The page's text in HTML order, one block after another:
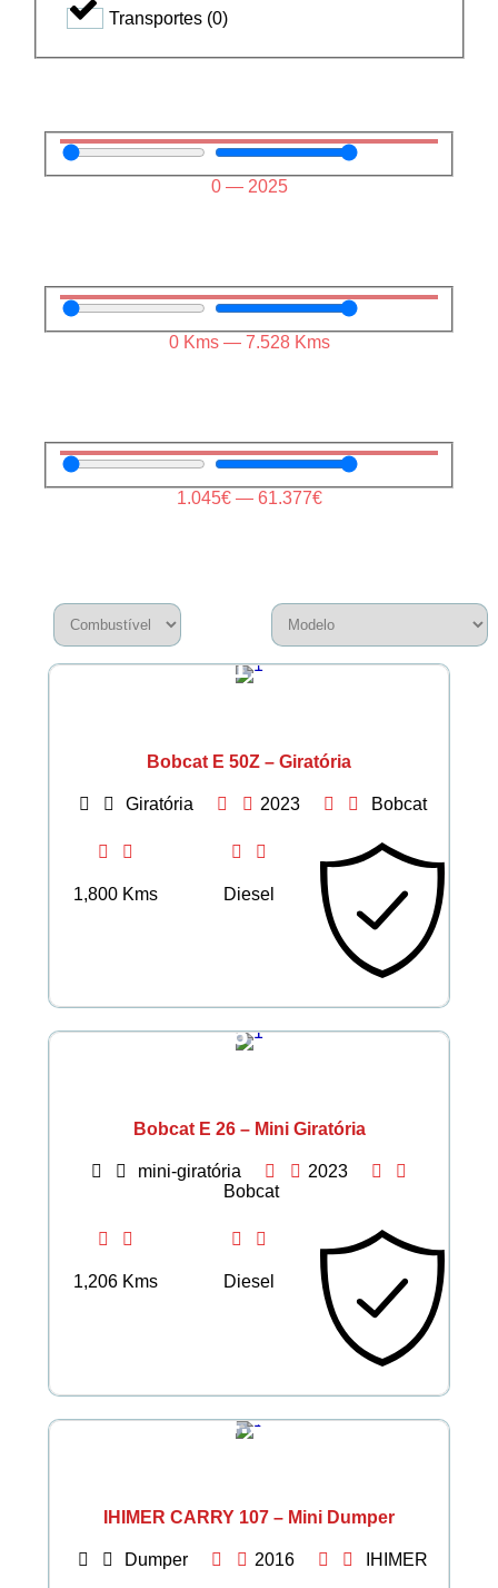
Transportes (0)
0— 2025
0Kms— 7.528Kms
1.045€— 61.377€
€ 51.537
Bobcat E 50Z – Giratória
Giratória 2023 Bobcat
1,800 Kms Diesel
€ 36.777
Bobcat E 26 – Mini Giratória
mini-giratória
2023
Bobcat
1,206 Kms Diesel
€ 4.305
IHIMER CARRY 107 – Mini Dumper
Dumper 2016 IHIMER